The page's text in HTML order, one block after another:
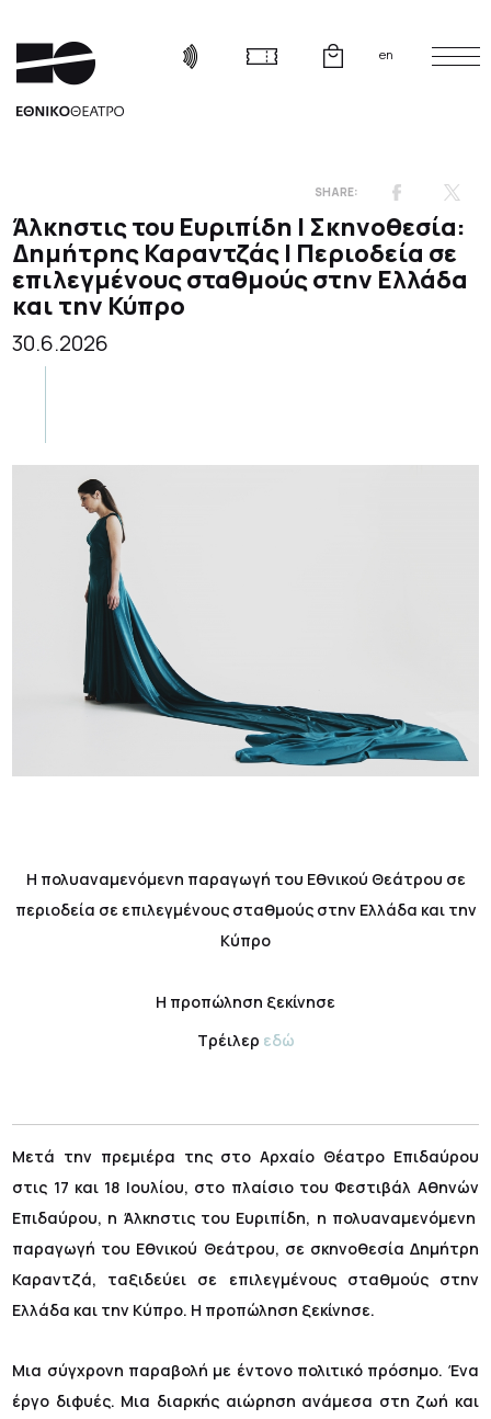
en
Άλκηστις του Ευριπίδη | Σκηνοθεσία:
Δημήτρης Καραντζάς | Περιοδεία σε
επιλεγμένους σταθμούς στην Ελλάδα
και την Κύπρο
30.6.2026
Η πολυαναμενόμενη παραγωγή του Εθνικού Θεάτρου σε
περιοδεία σε επιλεγμένους σταθμούς στην Ελλάδα και την
Κύπρο
Η προπώληση ξεκίνησε
Τρέιλερ εδώ
Μετά την πρεμιέρα της στο Αρχαίο Θέατρο Επιδαύρου
στις 17 και 18 Ιουλίου, στο πλαίσιο του Φεστιβάλ Αθηνών
Επιδαύρου, η Άλκηστις του Ευριπίδη, η πολυαναμενόμενη
παραγωγή του Εθνικού Θεάτρου, σε σκηνοθεσία Δημήτρη
Καραντζά, ταξιδεύει σε επιλεγμένους σταθμούς στην
Ελλάδα και την Κύπρο. Η προπώληση ξεκίνησε.
Μια σύγχρονη παραβολή με έντονο πολιτικό πρόσημο. Ένα
έργο διφυές. Μια διαρκής αιώρηση ανάμεσα στη ζωή και